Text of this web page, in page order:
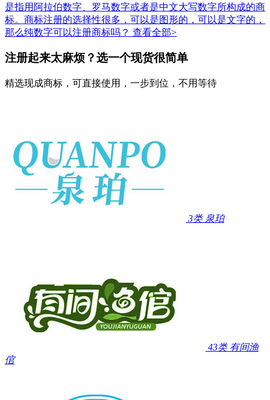
是指用阿拉伯数字、罗马数字或者是中文大写数字所构成的商
标。商标注册的选择性很多，可以是图形的，可以是文字的，
那么纯数字可以注册商标吗？ 查看全部>
注册起来太麻烦？选一个现货很简单
精选现成商标，可直接使用，一步到位，不用等待
3类 泉珀
43类 有间渔
倌